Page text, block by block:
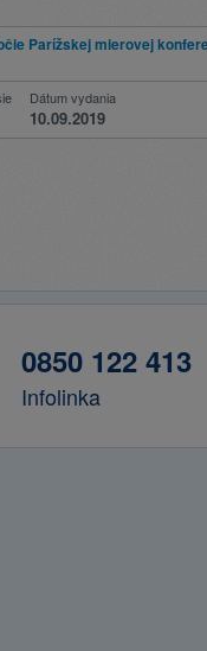
Parížskej mierovej
Dátum vydania
10.09.2019
0850 122 413
Infolinka